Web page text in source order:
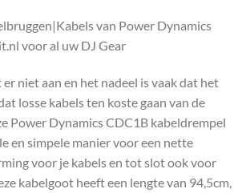
van Power Dynamics
voor al uw DJ Gear
niet aan en het nadeel is vaak dat het
losse kabels ten koste gaan van de
Power Dynamics CDC1B kabeldrempel
en simpele manier voor een nette
voor je kabels en tot slot ook voor
kabelgoot heeft een lengte van 94,5cm,